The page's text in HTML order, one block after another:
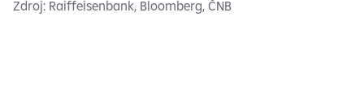
Zdroj: Raiffeisenbank, Bloomberg, ČNB